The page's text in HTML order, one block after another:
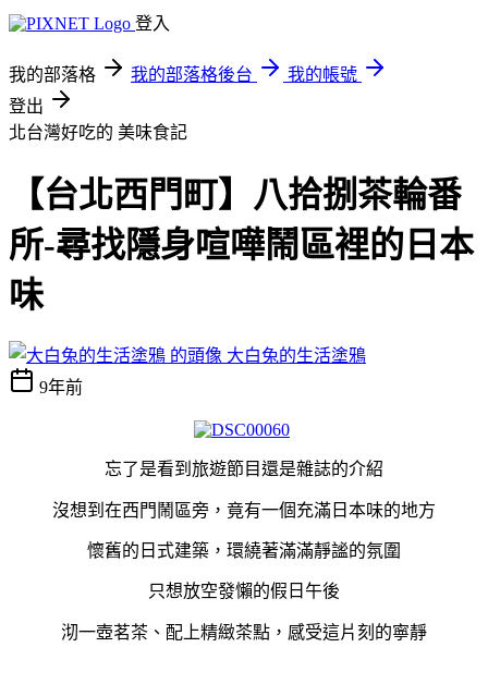
登入
我的部落格 我的部落格後台
我的帳號
登出
北台灣好吃的 美味食記
【台北西門町】八拾捌茶輪番
所-尋找隱身喧嘩鬧區裡的日本
味
大白兔的生活塗鴉
9年前
忘了是看到旅遊節目還是雜誌的介紹
沒想到在西門鬧區旁，竟有一個充滿日本味的地方
懷舊的日式建築，環繞著滿滿靜謐的氛圍
只想放空發懶的假日午後
沏一壺茗茶、配上精緻茶點，感受這片刻的寧靜